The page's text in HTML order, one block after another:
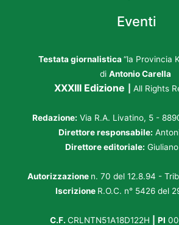
Eventi
Testata giornalistica “la Provincia
di Antonio Carella
XXXIII Edizione All Rights
Redazione: Via R.A. Livatino, 5 -
Direttore responsabile:
Direttore editoriale:
Autorizzazione n. 70 del 12.8.94 -
Iscrizione R.O.C. n° 5426 del
C.F. CRLNTN51A18D122H PI